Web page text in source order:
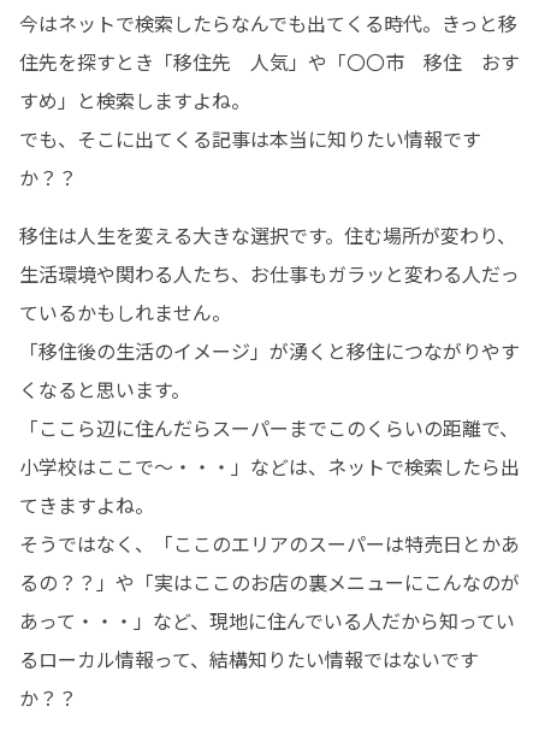
今はネットで検索したらなんでも出てくる時代。きっと移
住先を探すとき「移住先　人気」や「〇〇市　移住　おす
すめ」と検索しますよね。
でも、そこに出てくる記事は本当に知りたい情報です
か？？
移住は人生を変える大きな選択です。住む場所が変わり、
生活環境や関わる人たち、お仕事もガラッと変わる人だっ
ているかもしれません。
「移住後の生活のイメージ」が湧くと移住につながりやす
くなると思います。
「ここら辺に住んだらスーパーまでこのくらいの距離で、
小学校はここで〜・・・」などは、ネットで検索したら出
てきますよね。
そうではなく、「ここのエリアのスーパーは特売日とかあ
るの？？」や「実はここのお店の裏メニューにこんなのが
あって・・・」など、現地に住んでいる人だから知ってい
るローカル情報って、結構知りたい情報ではないです
か？？